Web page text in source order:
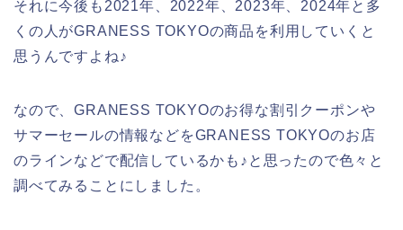
それに今後も2021年、2022年、2023年、2024年と多
くの人がGRANESS TOKYOの商品を利用していくと
思うんですよね♪
なので、GRANESS TOKYOのお得な割引クーポンや
サマーセールの情報などをGRANESS TOKYOのお店
のラインなどで配信しているかも♪と思ったので色々と
調べてみることにしました。